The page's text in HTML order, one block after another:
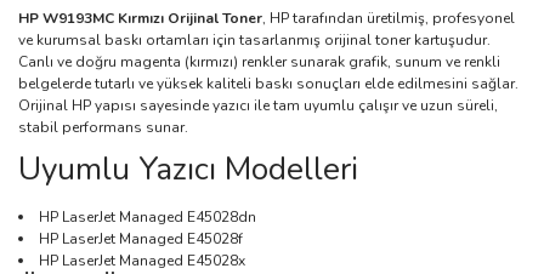
HP W9193MC Kırmızı Orijinal Toner, HP tarafından üretilmiş, profesyonel
ve kurumsal baskı ortamları için tasarlanmış orijinal toner kartuşudur.
Canlı ve doğru magenta (kırmızı) renkler sunarak grafik, sunum ve renkli
belgelerde tutarlı ve yüksek kaliteli baskı sonuçları elde edilmesini sağlar.
Orijinal HP yapısı sayesinde yazıcı ile tam uyumlu çalışır ve uzun süreli,
stabil performans sunar.
Uyumlu Yazıcı Modelleri
HP LaserJet Managed E45028dn
HP LaserJet Managed E45028f
HP LaserJet Managed E45028x